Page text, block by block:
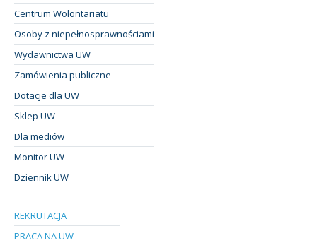
Centrum Wolontariatu
Osoby z niepełnosprawnościami
Wydawnictwa UW
Zamówienia publiczne
Dotacje dla UW
Sklep UW
Dla mediów
Monitor UW
Dziennik UW
REKRUTACJA
PRACA NA UW